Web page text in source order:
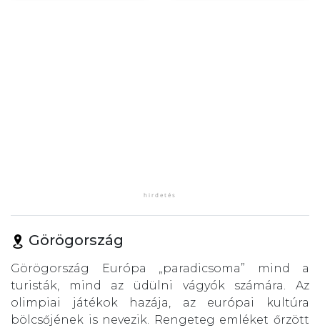
Görögország
Görögország Európa „paradicsoma” mind a
turisták, mind az üdülni vágyók számára. Az
olimpiai játékok hazája, az európai kultúra
bölcsőjének is nevezik. Rengeteg emléket őrzött